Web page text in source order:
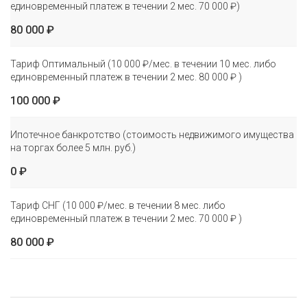
единовременный платеж в течении 2 мес. 70 000 ₽)
80 000 ₽
Тариф Оптимальный (10 000 ₽/мес. в течении 10 мес. либо
единовременный платеж в течении 2 мес. 80 000 ₽ )
100 000 ₽
Ипотечное банкротство (стоимость недвижимого имущества
на торгах более 5 млн. руб.)
0 ₽
Тариф СНГ (10 000 ₽/мес. в течении 8 мес. либо
единовременный платеж в течении 2 мес. 70 000 ₽ )
80 000 ₽